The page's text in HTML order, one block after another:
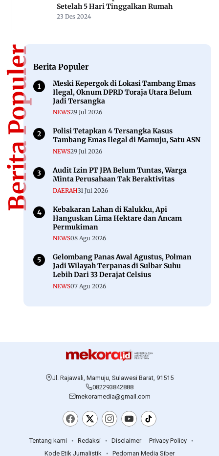
BPJS Kesehatan Mamuju Gandeng
KominfoSS dan Komisi Informasi Sulbar
Kemiskinan Jadi Kunci Program Pemerintah
2026
22 Agu 2025
ADVERTORIAL
Andi Malik Ajak Petani di Kalukku Tertibkan
Kelompok Tani demi Bantuan yang Tepat
31 Mei 2025
ADVERTORIAL
Gubernur Sulbar Bahas Hilirisasi LTJ di
14 Mei 2026
DAERAH
Setelah 5 Hari Tinggalkan Rumah
23 Des 2024
Berita Populer
Meski Kepergok di Lokasi Tambang Emas
NEWS29 Jul 2026
Audit Izin PT JPA Belum Tuntas, Warga
Minta Perusahaan Tak Beraktivitas
DAERAH31 Jul 2026
Kebakaran Lahan di Kalukku, Api
Hanguskan Lima Hektare dan Ancam
NEWS 08 Agu 2026